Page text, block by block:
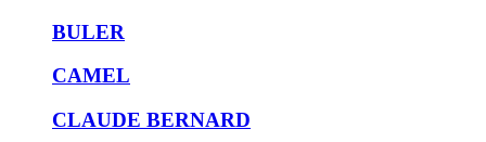
BULER
CAMEL
CLAUDE BERNARD